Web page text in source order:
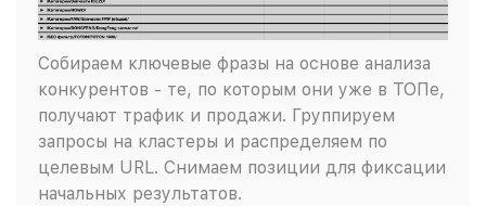
Собираем ключевые фразы на основе анализа
конкурентов - те, по которым они уже в ТОПе,
получают трафик и продажи. Группируем
запросы на кластеры и распределяем по
целевым URL. Снимаем позиции для фиксации
начальных результатов.